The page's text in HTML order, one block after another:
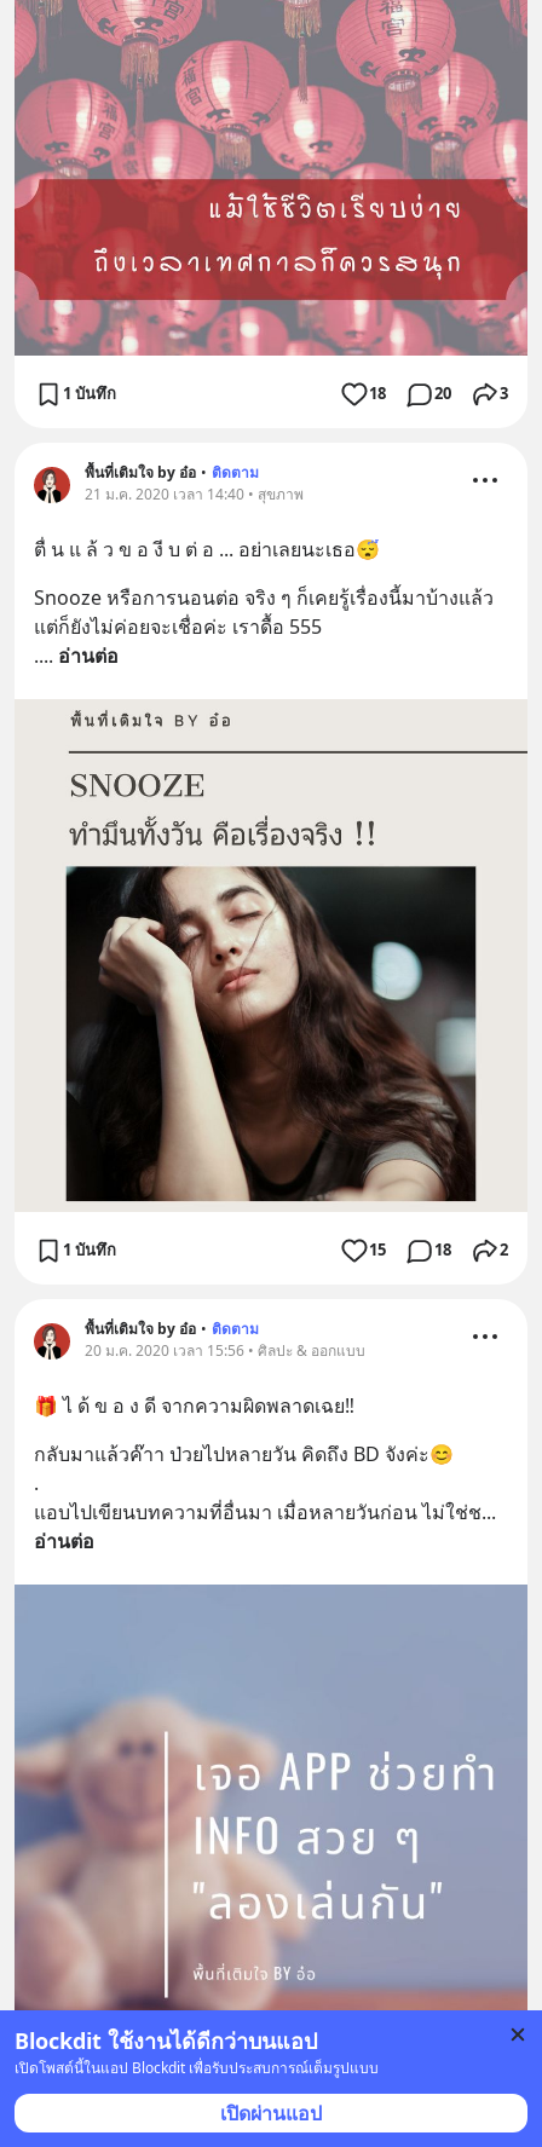
Blockdit ใช้งานได้ดีกว่าบนแอป
เปิดโพสต์นี้ในแอป Blockdit เพื่อรับประสบการณ์เต็มรูปแบบ
เปิดผ่านแอป
1 บันทึก 18 20 3
พื้นที่เติมใจ by อ๋อ • ติดตาม
21 ม.ค. 2020 เวลา 14:40 • สุขภาพ
ตื่ น แ ล้ ว ข อ งี บ ต่ อ ... อย่าเลยนะเธอ😴
Snooze หรือการนอนต่อ จริง ๆ ก็เคยรู้เรื่องนี้มาบ้างแล้ว
แต่ก็ยังไม่ค่อยจะเชื่อค่ะ เราดื้อ 555
.... อ่านต่อ
1 บันทึก 15 18 2
พื้นที่เติมใจ by อ๋อ • ติดตาม
20 ม.ค. 2020 เวลา 15:56 • ศิลปะ & ออกแบบ
🎁 ไ ด้ ข อ ง ดี จากความผิดพลาดเฉย‼
กลับมาแล้วค๊าา ป่วยไปหลายวัน คิดถึง BD จังค่ะ😊
.
แอบไปเขียนบทความที่อื่นมา เมื่อหลายวันก่อน ไม่ใช่ช
อ่านต่อ
2 บันทึก 21 26 3